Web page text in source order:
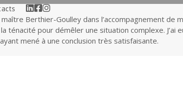
Linkedin
Facebook
Berthier-Goulley dans l’accompagnement de
ténacité pour démêler une situation complexe. J’ai
mené à une conclusion très satisfaisante.